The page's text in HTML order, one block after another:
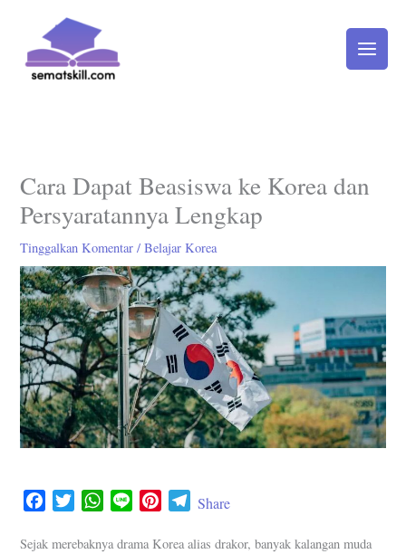
konten
Cara Dapat Beasiswa ke Korea dan
Persyaratannya Lengkap
Tinggalkan Komentar /Belajar Korea
c
i
W
a
n
n
T
l
Share
Sejak merebaknya drama Korea alias drakor, banyak kalangan muda